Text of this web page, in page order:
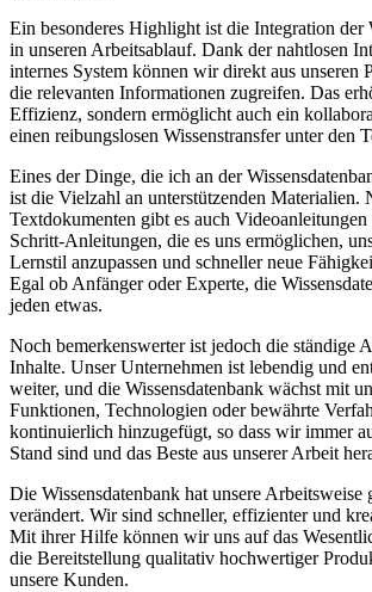
Ein besonderes Highlight​ ist die ⁣Integration der
in unseren Arbeitsablauf. Dank der nahtlosen
‌internes ‌System können wir direkt aus unseren
die relevanten Informationen zugreifen. Das
⁣Effizienz,⁣ sondern ermöglicht auch ein
einen reibungslosen Wissenstransfer unter den
Eines der Dinge, die ich an der
ist die Vielzahl ⁣an ⁤unterstützenden ⁤Materialien.
Textdokumenten gibt es auch
Schritt-Anleitungen, die⁤ es⁢ uns ermöglichen,
Lernstil⁤ anzupassen und​ schneller neue
Egal ob Anfänger⁤ oder Experte,⁣ die
jeden etwas.
Noch bemerkenswerter ist jedoch die ständige
Inhalte. Unser Unternehmen ist lebendig und​
weiter, und die Wissensdatenbank wächst ‍mit
Funktionen, Technologien oder bewährte
kontinuierlich‌ hinzugefügt, so dass wir immer
Stand sind und das Beste aus⁤ unserer Arbeit
Die Wissensdatenbank ​hat unsere Arbeitsweise
verändert. Wir ‍sind⁢ schneller, effizienter und
Mit ihrer Hilfe können⁤ wir​ uns auf das
die Bereitstellung ⁤qualitativ⁤ hochwertiger
⁤unsere Kunden.